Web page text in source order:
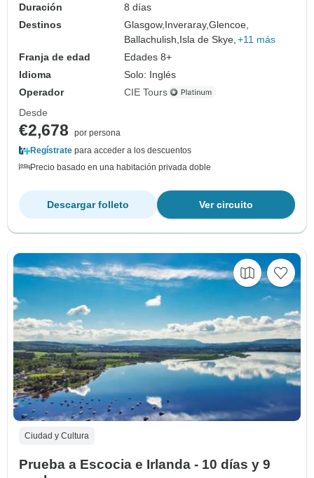
Duración
8 días
Destinos
Glasgow, Inveraray,Glencoe,
Ballachulish, Isla de Skye, +11 más
Franja de edad
Edades 8+
Idioma
Solo: Inglés
Operador
CIE Tours
Desde
€2,678
por persona
Regístrate para acceder a los descuentos
Precio basado en una habitación privada doble
Ver circuito
Descargar folleto
Ciudad y Cultura
Prueba a Escocia e Irlanda - 10 días y 9